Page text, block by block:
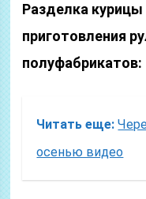
Разделка курицы
приготовления
полуфабрикатов:
Читать еще:
осенью видео